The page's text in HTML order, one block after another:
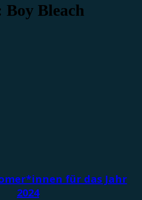
Boy Bleach
für das Jahr
2024